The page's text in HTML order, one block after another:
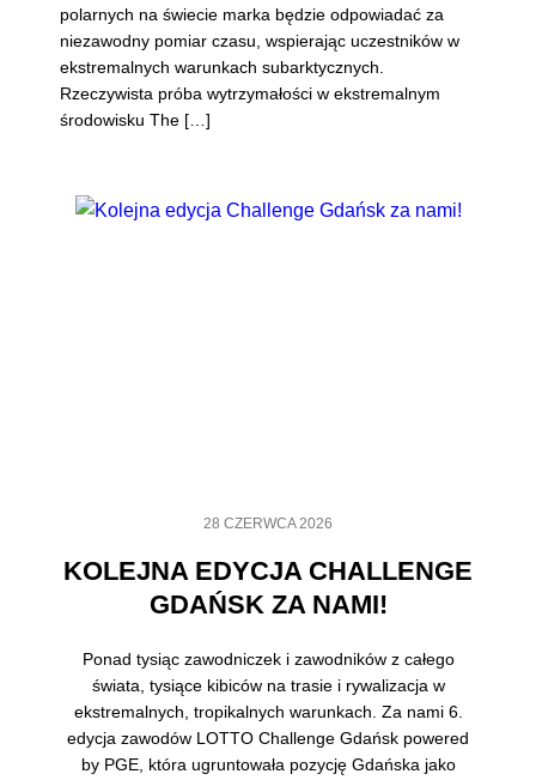
polarnych na świecie marka będzie odpowiadać za
niezawodny pomiar czasu, wspierając uczestników w
ekstremalnych warunkach subarktycznych.
Rzeczywista próba wytrzymałości w ekstremalnym
środowisku The […]
28 CZERWCA 2026
KOLEJNA EDYCJA CHALLENGE
GDAŃSK ZA NAMI!
Ponad tysiąc zawodniczek i zawodników z całego
świata, tysiące kibiców na trasie i rywalizacja w
ekstremalnych, tropikalnych warunkach. Za nami 6.
edycja zawodów LOTTO Challenge Gdańsk powered
by PGE, która ugruntowała pozycję Gdańska jako